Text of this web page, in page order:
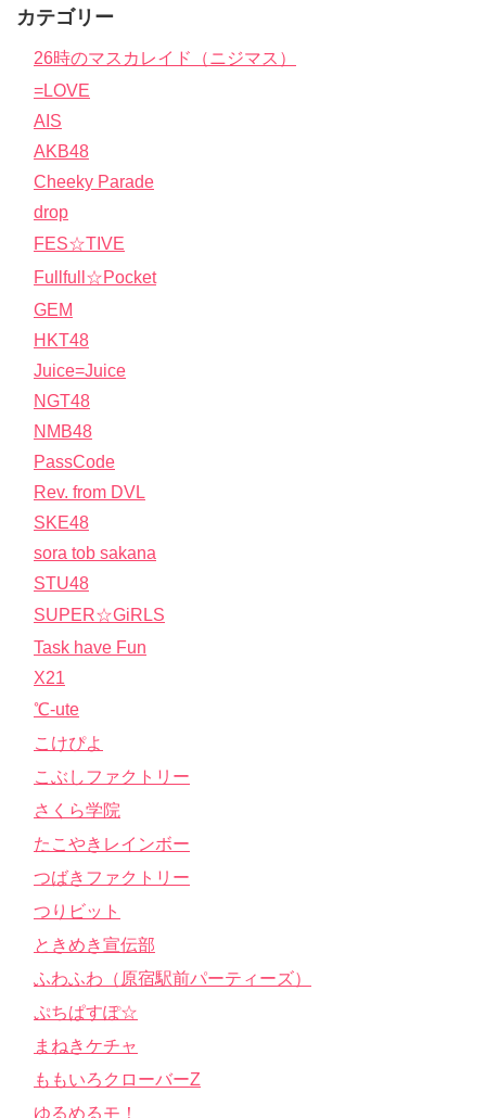
カテゴリー
26時のマスカレイド（ニジマス）
=LOVE
AIS
AKB48
Cheeky Parade
drop
FES☆TIVE
Fullfull☆Pocket
GEM
HKT48
Juice=Juice
NGT48
NMB48
PassCode
Rev. from DVL
SKE48
sora tob sakana
STU48
SUPER☆GiRLS
Task have Fun
X21
℃-ute
こけぴよ
こぶしファクトリー
さくら学院
たこやきレインボー
つばきファクトリー
つりビット
ときめき宣伝部
ふわふわ（原宿駅前パーティーズ）
ぷちぱすぽ☆
まねきケチャ
ももいろクローバーZ
ゆるめるモ！